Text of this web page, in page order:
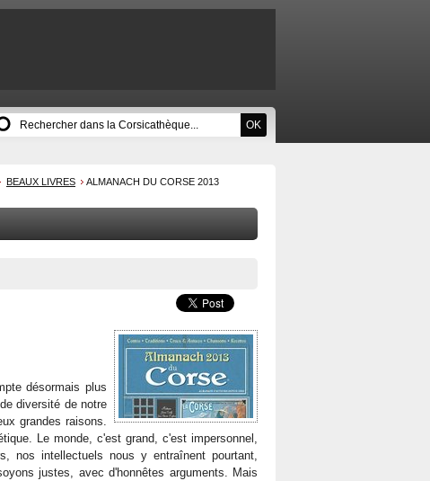
BEAUX LIVRES ALMANACH DU CORSE 2013
désormais plus
diversité de notre
grandes raisons.
Le monde, c'est grand, c'est impersonnel,
nos intellectuels nous y entraînent pourtant,
justes, avec d'honnêtes arguments. Mais